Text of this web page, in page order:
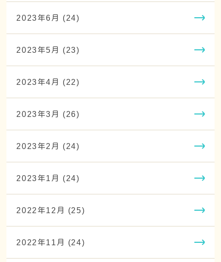
2023年6月 (24)
2023年5月 (23)
2023年4月 (22)
2023年3月 (26)
2023年2月 (24)
2023年1月 (24)
2022年12月 (25)
2022年11月 (24)